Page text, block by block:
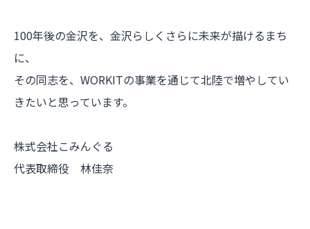
100年後の金沢を、金沢らしくさらに未来が描けるまち
に、
その同志を、WORKITの事業を通じて北陸で増やしてい
きたいと思っています。
株式会社こみんぐる
代表取締役 林佳奈